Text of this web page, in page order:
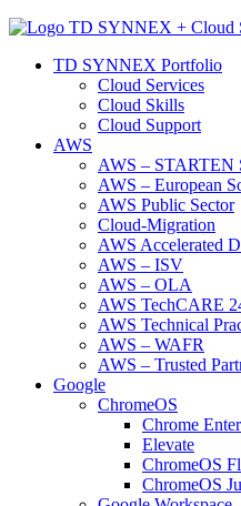
TD SYNNEX Portfolio
Cloud Services
Cloud Skills
Cloud Support
AWS
AWS –
AWS – European
AWS Public Sector
Cloud-Migration
AWS Accelerated
AWS – ISV
AWS – OLA
AWS TechCARE
AWS Technical
AWS – WAFR
AWS – Trusted
Google
ChromeOS
Chrome
Elevate
ChromeOS
ChromeOS